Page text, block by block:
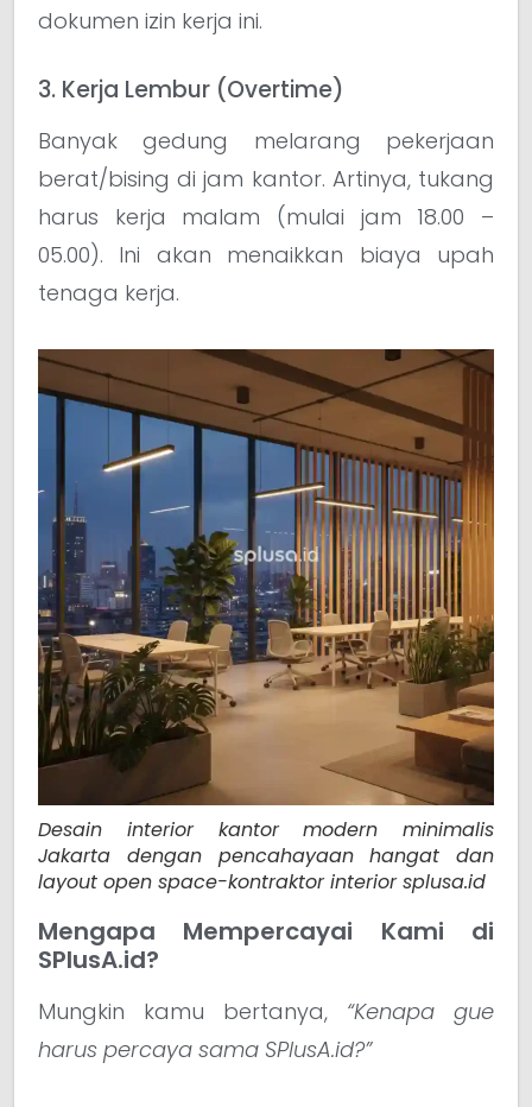
dokumen izin kerja ini.
3. Kerja Lembur (Overtime)
Banyak gedung melarang pekerjaan
berat/bising di jam kantor. Artinya, tukang
harus kerja malam (mulai jam 18.00 –
05.00). Ini akan menaikkan biaya upah
tenaga kerja.
Desain interior kantor modern minimalis
Jakarta dengan pencahayaan hangat dan
layout open space-kontraktor interior splusa.id
Mengapa Mempercayai Kami di
SPlusA.id?
Mungkin kamu bertanya, “Kenapa gue
harus percaya sama SPlusA.id?”